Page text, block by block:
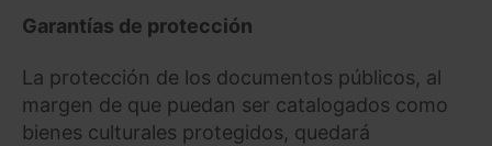
Garantías de protección
La protección de los documentos públicos, al
margen de que puedan ser catalogados como
bienes culturales protegidos, quedará